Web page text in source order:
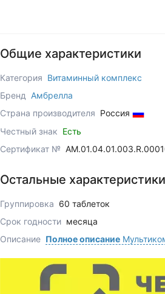
Общие характеристики
Категория Витаминный комплекс
Бренд
Амбрелла
Страна производителя Россия
Честный знак Есть
Сертификат №
Остальные характеристики
Группировка 60 таблеток
Срок годности месяца
Описание Полное описание